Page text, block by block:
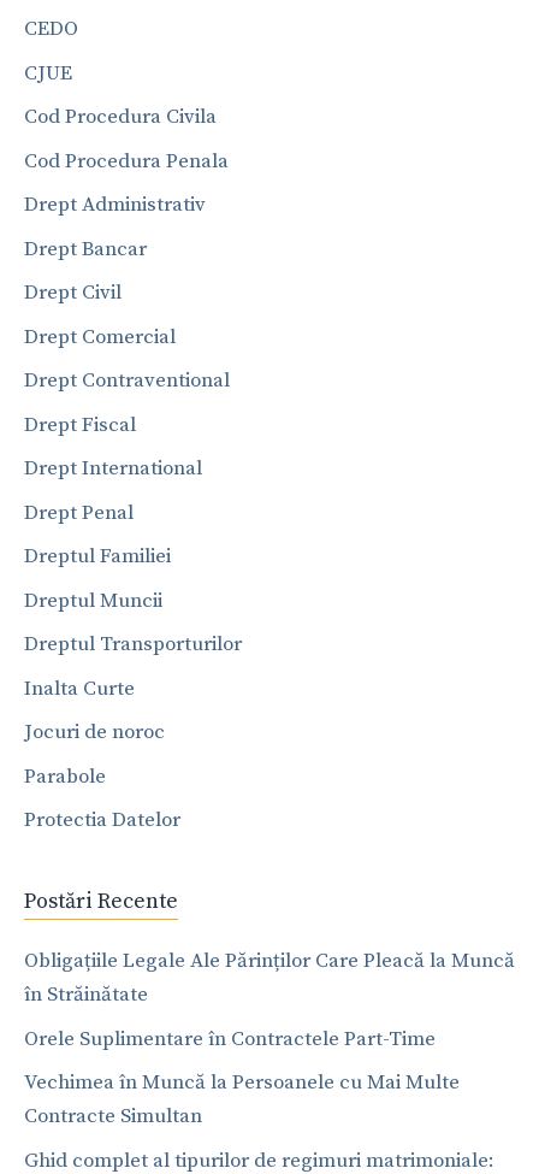
CEDO
CJUE
Cod Procedura Civila
Cod Procedura Penala
Drept Administrativ
Drept Bancar
Drept Civil
Drept Comercial
Drept Contraventional
Drept Fiscal
Drept International
Drept Penal
Dreptul Familiei
Dreptul Muncii
Dreptul Transporturilor
Inalta Curte
Jocuri de noroc
Parabole
Protectia Datelor
Postări Recente
Obligațiile Legale Ale Părinților Care Pleacă la Muncă
în Străinătate
Orele Suplimentare în Contractele Part-Time
Vechimea în Muncă la Persoanele cu Mai Multe
Contracte Simultan
Ghid complet al tipurilor de regimuri matrimoniale: